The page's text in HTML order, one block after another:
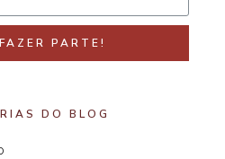
PARTE!
DO BLOG